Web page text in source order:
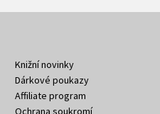
Knižní novinky
Dárkové poukazy
Affiliate program
Ochrana soukromí